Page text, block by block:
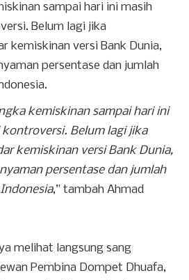
sampai hari ini masih
Belum lagi jika
kemiskinan versi Bank Dunia,
persentase dan jumlah
kemiskinan sampai hari ini
Belum lagi jika
kemiskinan versi Bank Dunia,
persentase dan jumlah
,” tambah Ahmad
melihat langsung sang
Pembina Dompet Dhuafa,